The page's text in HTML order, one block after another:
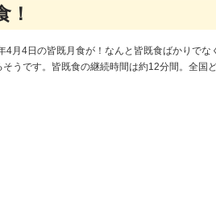
月4日の皆既月食が！なんと皆既食ばかりでな
うです。皆既食の継続時間は約12分間。全国